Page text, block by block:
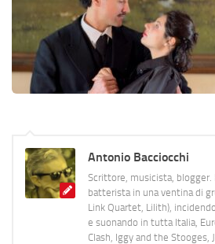
Antonio Bacciocchi
Scrittore, musicista,
batterista in una ventina di
Link Quartet, Lilith),
e suonando in tutta Italia,
Clash, Iggy and the Stooges,